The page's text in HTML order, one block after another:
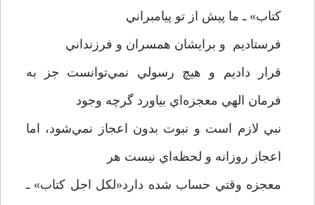
کتاب» ـ ما پيش از تو پيامبراني
فرستاديم و برايشان همسران و فرزنداني
قرار داديم و هيچ رسولي نمي‌توانست جز به
فرمان الهي معجزه‌اي بياورد گرچه وجود
نبي لازم است و نبوت بدون اعجاز نمي‌شود، اما
اعجاز روزانه و لحظه‌اي نيست هر
معجزه وقتي حساب شده دارد«لکل اجل کتاب» ـ